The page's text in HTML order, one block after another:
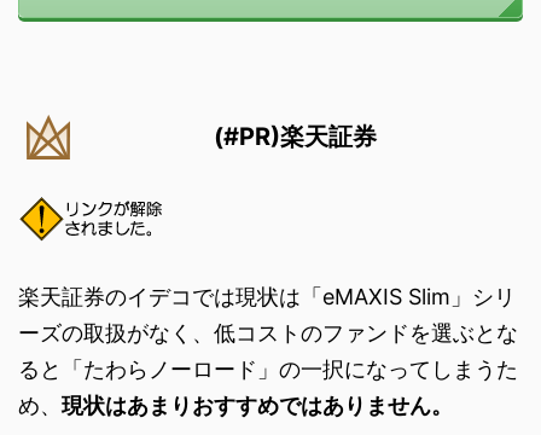
(#PR)楽天証券
楽天証券のイデコでは現状は「eMAXIS Slim」シリ
ーズの取扱がなく、低コストのファンドを選ぶとな
ると「たわらノーロード」の一択になってしまうた
め、 現状はあまりおすすめではありません。